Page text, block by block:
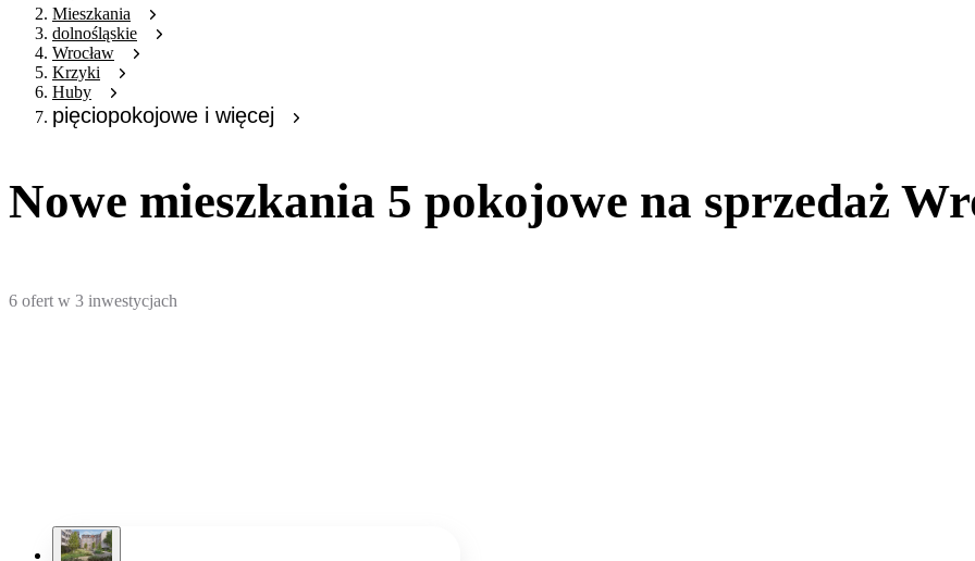
Mieszkania
dolnośląskie
Wrocław
Krzyki
Huby
pięciopokojowe i więcej
Nowe mieszkania 5 pokojowe na sprzedaż
6 ofert w 3 inwestycjach